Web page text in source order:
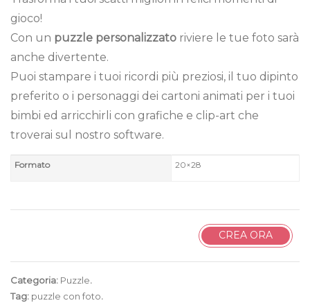
gioco!
Con un puzzle personalizzato riviere le tue foto sarà
anche divertente.
Puoi stampare i tuoi ricordi più preziosi, il tuo dipinto
preferito o i personaggi dei cartoni animati per i tuoi
bimbi ed arricchirli con grafiche e clip-art che
troverai sul nostro software.
Formato 20×28
CREA ORA
Categoria: Puzzle.
Tag: puzzle con foto.